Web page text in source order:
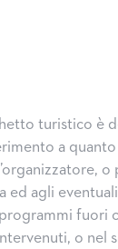
turistico è
a
ed agli
fuori
o nel